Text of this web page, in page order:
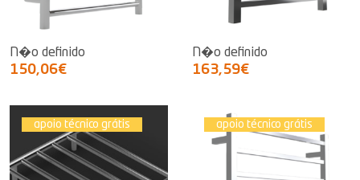
N�o definido
150,06€
N�o definido
163,59€
apoio técnico grátis apoio técnico grátis